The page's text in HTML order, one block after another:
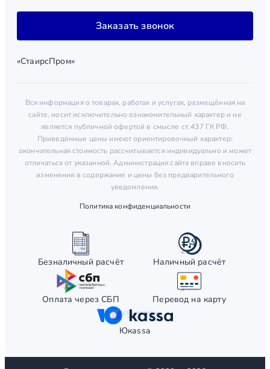
Заказать звонок
«СтаирсПром»
Вся информация о товарах, работах и услугах, размещённая на
сайте, носит исключительно ознакомительный характер и не
является публичной офертой в смысле ст. 437 ГК РФ.
Приведённые цены имеют ориентировочный характер:
окончательная стоимость рассчитывается индивидуально и может
отличаться от указанной. Администрация сайта вправе вносить
изменения в содержание и цены без предварительного
уведомления.
Политика конфиденциальности
Безналичный расчёт Наличный расчёт
Оплата через СБП Перевод на карту
Юкаssа